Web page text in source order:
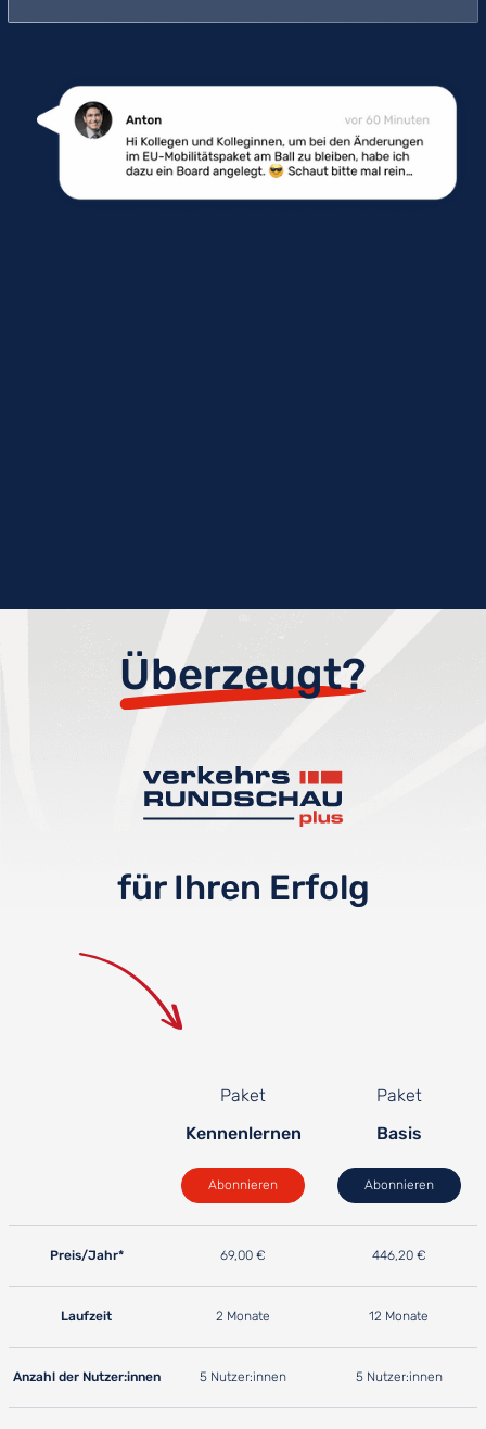
Überzeugt?
für Ihren Erfolg
Paket
Kennenlernen
Abonnieren
Paket
Basis
Abonnieren
Preis/Jahr* 69,00 € 446,20 €
Laufzeit 2 Monate 12 Monate
Anzahl der Nutzer:innen 5 Nutzer:innen 5 Nutzer:innen